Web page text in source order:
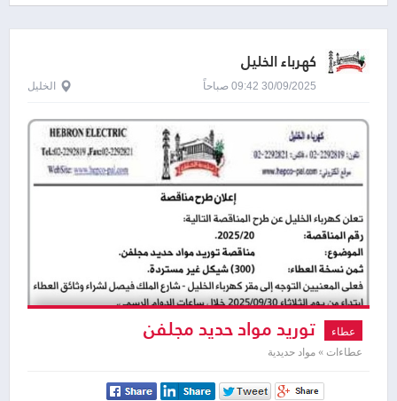
كهرباء الخليل
30/09/2025 09:42 صباحاً الخليل
عطاء توريد مواد حديد مجلفن
عطاءات » مواد حديدية